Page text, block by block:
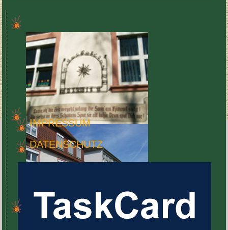
IMPRES­SUM
DATEN­SCHUTZ